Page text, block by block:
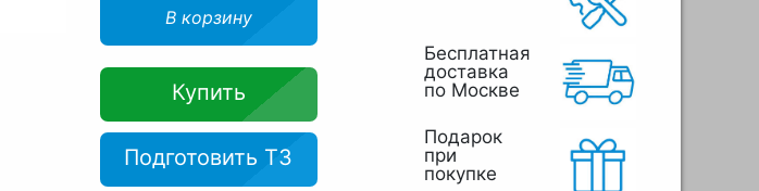
В корзину
Купить
Подготовить ТЗ
Бесплатная
доставка
по Москве
Подарок
при
покупке